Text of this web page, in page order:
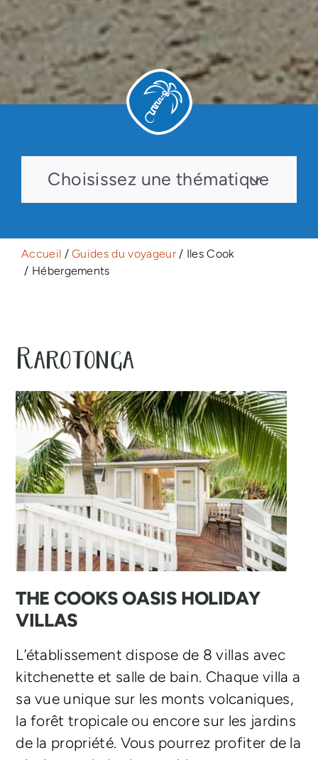
Choisissez une thématique
Accueil /Guides du voyageur/ Iles Cook
/ Hébergements
Rarotonga
THE COOKS OASIS HOLIDAY
VILLAS
L’établissement dispose de 8 villas avec
kitchenette et salle de bain. Chaque villa a
sa vue unique sur les monts volcaniques,
la forêt tropicale ou encore sur les jardins
de la propriété. Vous pourrez profiter de la